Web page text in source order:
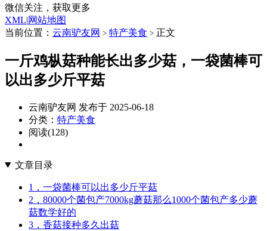
微信关注，获取更多
XML|网站地图
当前位置： 云南驴友网 > 特产美食 > 正文
一斤鸡枞菇种能长出多少菇，一袋菌棒可
以出多少斤平菇
云南驴友网 发布于 2025-06-18
分类： 特产美食
阅读(128)
文章目录
1，一袋菌棒可以出多少斤平菇
2，80000个菌包产7000kg蘑菇那么1000个菌包产多少蘑
菇数学好的
3，香菇接种多久出菇